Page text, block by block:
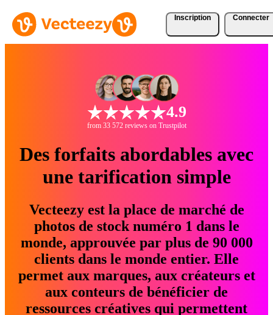
Inscription Connecter
4.9
from 33 572 reviews on Trustpilot
Des forfaits abordables avec
une tarification simple
Vecteezy est la place de marché de
photos de stock numéro 1 dans le
monde, approuvée par plus de 90 000
clients dans le monde entier. Elle
permet aux marques, aux créateurs et
aux conteurs de bénéficier de
ressources créatives qui permettent